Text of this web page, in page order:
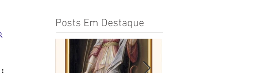
Posts Em Destaque